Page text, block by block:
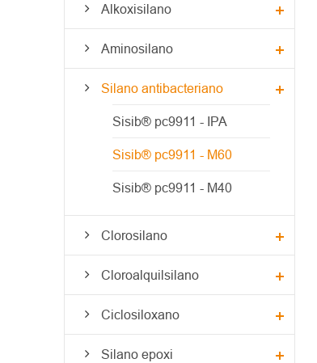
Alkoxisilano
Aminosilano
Silano antibacteriano
Sisib® pc9911 - IPA
Sisib® pc9911 - M60
Sisib® pc9911 - M40
Clorosilano
Cloroalquilsilano
Ciclosiloxano
Silano epoxi